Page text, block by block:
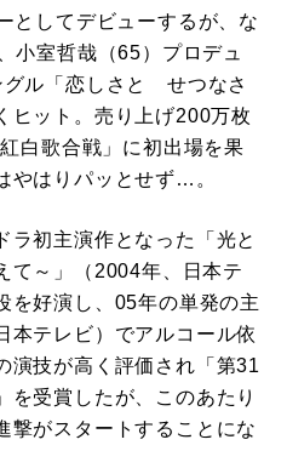
としてデビューするが、な
小室哲哉（65）プロデュ
グル「恋しさと せつなさ
ット。売り上げ200万枚
白歌合戦」に初出場を果
やはりパッとせず…。
初主演作となった「光と
て～」（2004年、日本テ
を好演し、05年の単発の主
本テレビ）でアルコール依
演技が高く評価され「第31
を受賞したが、このあたり
撃がスタートすることにな